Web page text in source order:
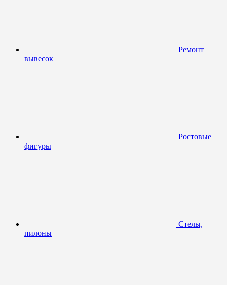
Ремонт
вывесок
Ростовые
фигуры
Стелы,
пилоны